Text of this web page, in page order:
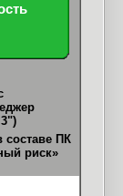
ПК
риск»